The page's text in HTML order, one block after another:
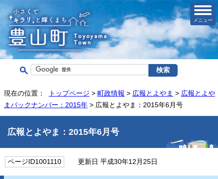
メニュー
現在の位置： トップページ > 町政情報 > 広報とよやま > 広報とよや
まバックナンバー：2015年 > 広報とよやま：2015年6月号
広報とよやま：2015年6月号
ページID1001110 更新日 平成30年12月25日